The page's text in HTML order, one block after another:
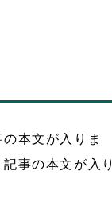
本文が入りま
事の本文が入り